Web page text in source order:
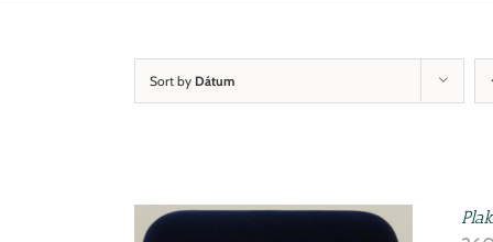
Sort by Dátum